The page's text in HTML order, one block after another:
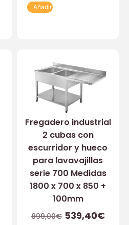
Añadir
Fregadero industrial
2 cubas con
escurridor y hueco
para lavavajillas
serie 700 Medidas
1800 x 700 x 850 +
100mm
899,00€ 539,40€